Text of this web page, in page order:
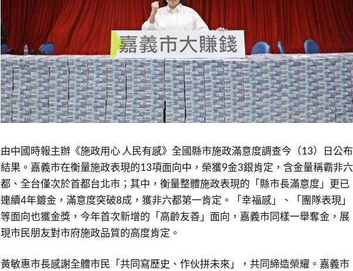
由中國時報主辦《施政用心 人民有感》全國縣市施政滿意度調查今（13）日公布
結果。嘉義市在衡量施政表現的13項面向中，榮獲9金3銀肯定，含金量稱霸非六
都、全台僅次於首都台北市；其中，衡量整體施政表現的「縣市長滿意度」更已
連續4年鍍金，滿意度突破8成，獲非六都第一肯定。「幸福感」、「團隊表現」
等面向也獲金獎，今年首次新增的「高齡友善」面向，嘉義市同樣一舉奪金，展
現市民朋友對市府施政品質的高度肯定。
黃敏惠市長感謝全體市民「共同寫歷史、作伙拼未來」，共同締造榮耀。嘉義市